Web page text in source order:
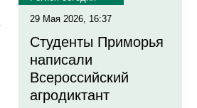
29 Мая 2026, 16:37
Студенты Приморья
написали
Всероссийский
агродиктант